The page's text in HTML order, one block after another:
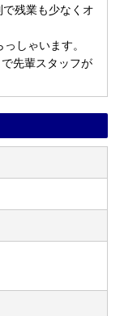
残業も少なくオ
しゃいます。
先輩スタッフが